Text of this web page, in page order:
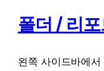
폴더 / 리
왼쪽 사이드바에